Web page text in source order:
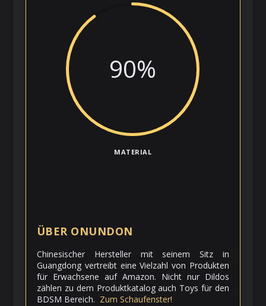
90%
MATERIAL
ÜBER ONUNDON
Chinesischer Hersteller mit seinem Sitz in
Guangdong vertreibt eine Vielzahl von Produkten
für Erwachsene auf Amazon. Nicht nur Dildos
zählen zu dem Produktkatalog auch Toys für den
BDSM Bereich. Zum Schaufenster!